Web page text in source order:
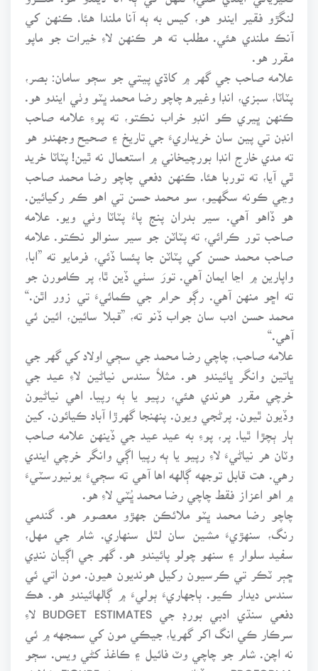
لنگڙو فقير ايندو هو، کيس به ٻه آنا ملندا هئا. ڪنهن کي
آنڪ ملندي هئي. مطلب ته هر ڪنهن لاءِ خيرات جو ماپو
مقرر هو.
علامه صاحب جي گهر ۾ کاڌي پيتي جو سڄو سامان: بصر،
پٽاٽا، سبزي، انڊا وغيره چاچو رضا محمد ڀٽو وٺي ايندو هو.
ڪنهن ڀيري ڪو انڊو خراب نڪتو، ته پوءِ علامه صاحب
انڊن تي پين سان خريداريءَ جي تاريخ ۽ صحيح وجهندو هو
ته مدي خارج انڊا بورچيخاني ۾ استعمال نه ٿين! پٽاٽا خريد
ٿي آيا، ته توربا هئا. ڪنهن دفعي چاچو رضا محمد صاحب
وڃي ڪونه سگهيو، سو محمد حسن تي اهو ڪم رکيائين.
هو ڏاهو آهي. سير بدران پنج پاءُ پٽاٽا وٺي ويو. علامه
صاحب تور ڪرائي، ته پٽاٽن جو سير سنوالو نڪتو. علامه
صاحب محمد حسن کي پٽاٽن جا پئسا ڏئي، فرمايو ته ”ابا،
واپارين ۾ اڃا ايمان آهي. تورَ سٺي ڏين ٿا، پر ڪامورن جو
ته اڇو منهن آهي. رڳو حرام جي ڪمائيءَ تي زور اٿن.“
محمد حسن ادب سان جواب ڏنو ته، ”قبلا سائين، ائين ئي
آهي.“
علامه صاحب، چاچي رضا محمد جي سڄي اولاد کي گهر جي
ڀاتين وانگر ڀائيندو هو. مثلاً سندس نياڻين لاءِ عيد جي
خرچي مقرر هوندي هئي، رپيو يا ٻه رپيا. اهي نياڻيون
وڏيون ٿيون. پرڻجي ويون. پنهنجا گهرڙا آباد ڪيائون. کين
ٻار ٻچڙا ٿيا. پر، پوءِ به عيد عيد جي ڏينهن علامه صاحب
وٽان هر نياڻيءَ لاءِ رپيو يا ٻه رپيا اڳي وانگر خرچي ايندي
رهي. هت قابل توجهه ڳالهه اها آهي ته سڄيءَ يونيورسٽيءَ
۾ اهو اعزاز فقط چاچي رضا محمد ڀُٽي لاءِ هو.
چاچو رضا محمد ڀٽو ملائڪن جهڙو معصوم هو. گندمي
رنگ، سنهڙيءَ مشين سان لٿل سنهاري. شام جي مهل،
سفيد سلوار ۽ سنهو چولو پائيندو هو. گهر جي اڳيان ننڍي
ڇٻر ٽڪر تي ڪرسيون رکيل هونديون هيون. مون اتي ئي
سندس ديدار ڪيو. ٻاجهاريءَ ٻوليءَ ۾ ڳالهائيندو هو. هڪ
دفعي سنڌي ادبي بورڊ جي BUDGET ESTIMATES لاءِ
سرڪار ڪي انگ اکر گهريا، جيڪي مون کي سمجهه ۾ ئي
نه اچن. شام جو چاچي وٽ فائيل ۽ ڪاغذ کڻي ويس. سڄو
PROFORMA ڀري ڏنائين ۽ پوءِ هڪ هڪ FIGURE ڪلاڪ